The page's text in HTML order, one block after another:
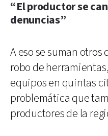
“El productor se
denuncias”
A eso se suman
robo de
equipos en quintas
problemática que
productores de la